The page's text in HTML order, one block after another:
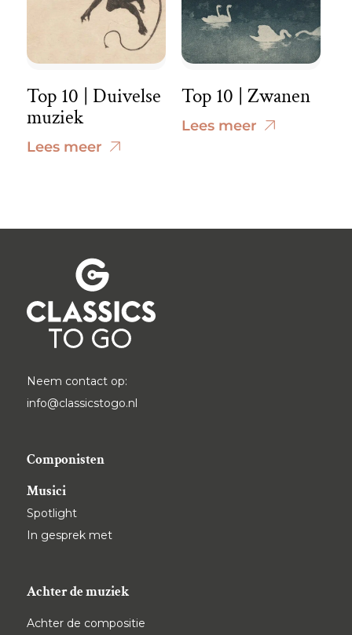
Top 10 | Duivelse
muziek
Lees meer
Top 10 | Zwanen
Lees meer
Neem contact op:
info@classicstogo.nl
Componisten
Musici
Spotlight
In gesprek met
Achter de muziek
Achter de compositie